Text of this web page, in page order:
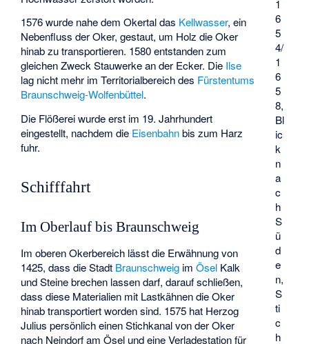
1
6
5
4/
1
6
5
8,
Bl
ic
k
n
a
c
h
S
ü
d
e
n,
S
ti
c
h
1576 wurde nahe dem Okertal das Kellwasser, ein
Nebenfluss der Oker, gestaut, um Holz die Oker
hinab zu transportieren. 1580 entstanden zum
gleichen Zweck Stauwerke an der Ecker. Die Ilse
lag nicht mehr im Territorialbereich des Fürstentums
Braunschweig-Wolfenbüttel.
Die Flößerei wurde erst im 19. Jahrhundert
eingestellt, nachdem die Eisenbahnbis zum Harz
fuhr.
Schifffahrt
Im Oberlauf bis Braunschweig
Im oberen Okerbereich lässt die Erwähnung von
1425, dass die Stadt Braunschweig imÖsel Kalk
und Steine brechen lassen darf, darauf schließen,
dass diese Materialien mit Lastkähnen die Oker
hinab transportiert worden sind. 1575 hat Herzog
Julius persönlich einen Stichkanal von der Oker
nach Neindorf am Ösel und eine Verladestation für